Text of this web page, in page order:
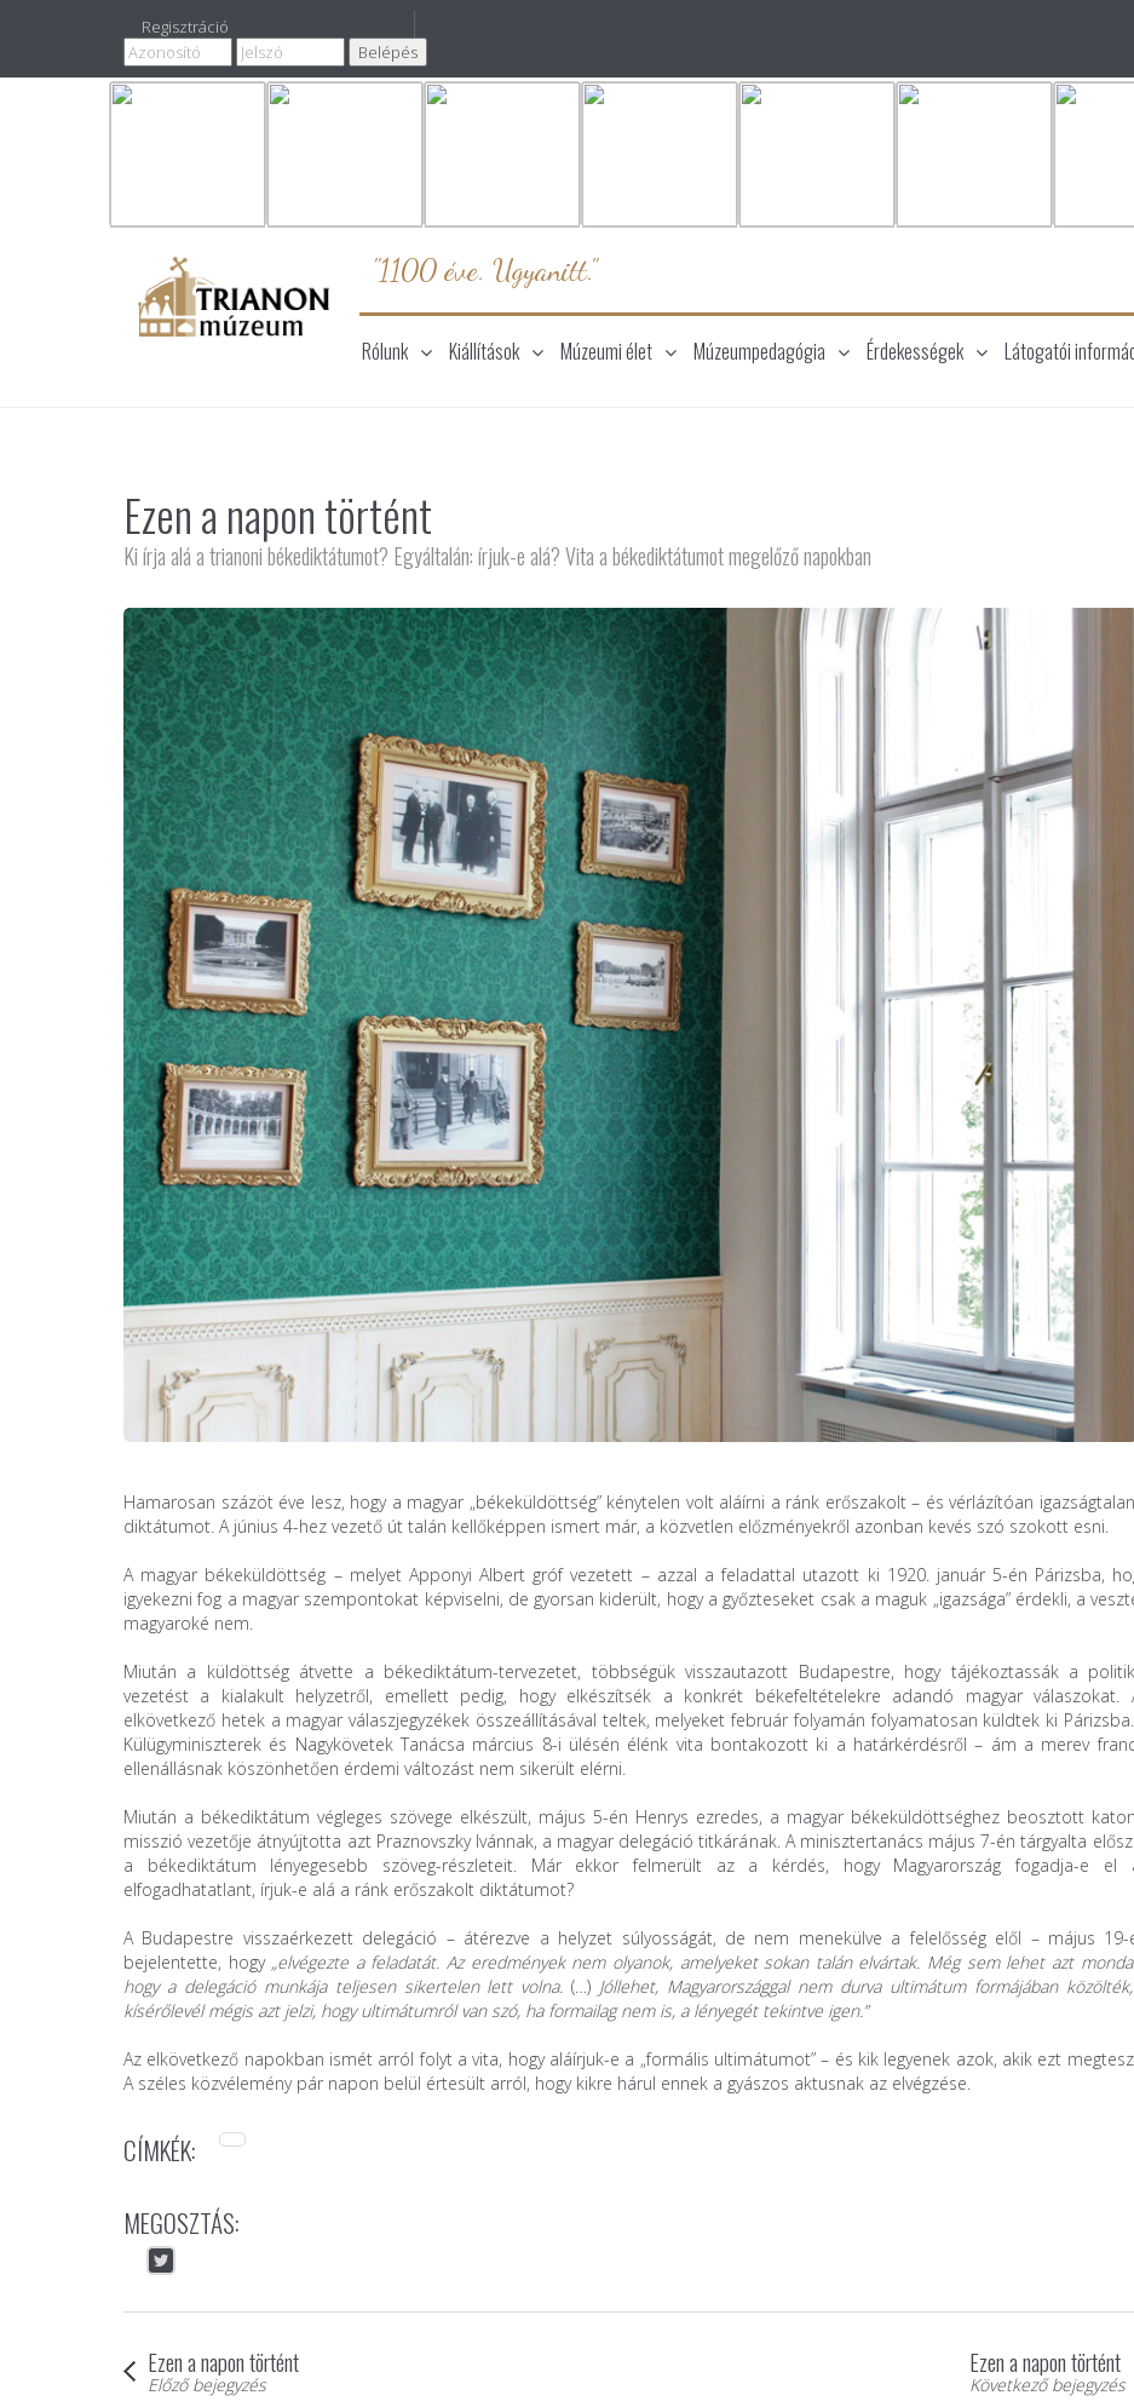
Regisztráció
"1100 éve. Ugyanitt."
Rólunk Kiállítások Múzeumi élet Múzeumpedagógia Érdekességek Látogatói
Ezen a napon történt
Ki írja alá a trianoni békediktátumot? Egyáltalán: írjuk-e alá? Vita a békediktátumot megelőző napokban
Hamarosan százöt éve lesz, hogy a magyar „békeküldöttség” kénytelen volt aláírni a ránk erőszakolt – és vérlázítóan
diktátumot. A június 4-hez vezető út talán kellőképpen ismert már, a közvetlen előzményekről azonban kevés szó szokott esni.
A magyar békeküldöttség – melyet Apponyi Albert gróf vezetett – azzal a feladattal utazott ki 1920. január 5-én Párizsba,
igyekezni fog a magyar szempontokat képviselni, de gyorsan kiderült, hogy a győzteseket csak a maguk „igazsága” érdekli, a
magyaroké nem.
Miután a küldöttség átvette a békediktátum-tervezetet, többségük visszautazott Budapestre, hogy tájékoztassák a
vezetést a kialakult helyzetről, emellett pedig, hogy elkészítsék a konkrét békefeltételekre adandó magyar válaszokat.
elkövetkező hetek a magyar válaszjegyzékek összeállításával teltek, melyeket február folyamán folyamatosan küldtek ki
Külügyminiszterek és Nagykövetek Tanácsa március 8-i ülésén élénk vita bontakozott ki a határkérdésről – ám a merev
ellenállásnak köszönhetően érdemi változást nem sikerült elérni.
Miután a békediktátum végleges szövege elkészült, május 5-én Henrys ezredes, a magyar békeküldöttséghez beosztott
misszió vezetője átnyújtotta azt Praznovszky Ivánnak, a magyar delegáció titkárának. A minisztertanács május 7-én tárgyalta
a békediktátum lényegesebb szöveg-részleteit. Már ekkor felmerült az a kérdés, hogy Magyarország fogadja-e el
elfogadhatatlant, írjuk-e alá a ránk erőszakolt diktátumot?
A Budapestre visszaérkezett delegáció – átérezve a helyzet súlyosságát, de nem menekülve a felelősség elől – május 19-
bejelentette, hogy „elvégezte a feladatát. Az eredmények nem olyanok, amelyeket sokan talán elvártak. Még sem lehet azt
hogy a delegáció munkája teljesen sikertelen lett volna. (…) Jóllehet, Magyarországgal nem durva ultimátum formájában
kísérőlevél mégis azt jelzi, hogy ultimátumról van szó, ha formailag nem is, a lényegét tekintve igen.”
Az elkövetkező napokban ismét arról folyt a vita, hogy aláírjuk-e a „formális ultimátumot” – és kik legyenek azok, akik ezt
A széles közvélemény pár napon belül értesült arról, hogy kikre hárul ennek a gyászos aktusnak az elvégzése.
CÍMKÉK:
MEGOSZTÁS:
Ezen a napon történt
Előző bejegyzés
Ezen a napon történt
Következő bejegyzés